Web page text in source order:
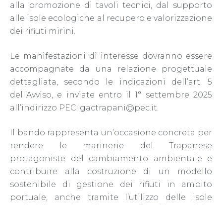
alla promozione di tavoli tecnici, dal supporto
alle isole ecologiche al recupero e valorizzazione
dei rifiuti mirini.
Le manifestazioni di interesse dovranno essere
accompagnate da una relazione progettuale
dettagliata, secondo le indicazioni dell’art. 5
dell’Avviso, e inviate entro il 1° settembre 2025
all’indirizzo PEC: gactrapani@pec.it.
Il bando rappresenta un’occasione concreta per
rendere le marinerie del Trapanese
protagoniste del cambiamento ambientale e
contribuire alla costruzione di un modello
sostenibile di gestione dei rifiuti in ambito
portuale, anche tramite l’utilizzo delle isole